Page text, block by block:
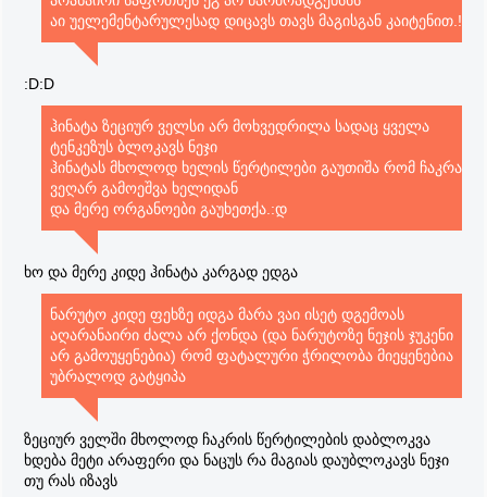
აი უელემენტარულესად დიცავს თავს მაგისგან კაიტენით.!
:D:D
ჰინატა ზეციურ ველსი არ მოხვედრილა სადაც ყველა
ტენკეზუს ბლოკავს ნეჯი
ჰინატას მხოლოდ ხელის წერტილები გაუთიშა რომ ჩაკრა
ვეღარ გამოეშვა ხელიდან
და მერე ორგანოები გაუხეთქა.:დ
ხო და მერე კიდე ჰინატა კარგად ედგა
ნარუტო კიდე ფეხზე იდგა მარა ვაი ისეტ დგემოას
აღარანაირი ძალა არ ქონდა (და ნარუტოზე ნეჯის ჯუკენი
არ გამოუყენებია) რომ ფატალური ჭრილობა მიეყენებია
უბრალოდ გატყიპა
ზეციურ ველში მხოლოდ ჩაკრის წერტილების დაბლოკვა
ხდება მეტი არაფერი და ნაცუს რა მაგიას დაუბლოკავს ნეჯი
თუ რას იზავს